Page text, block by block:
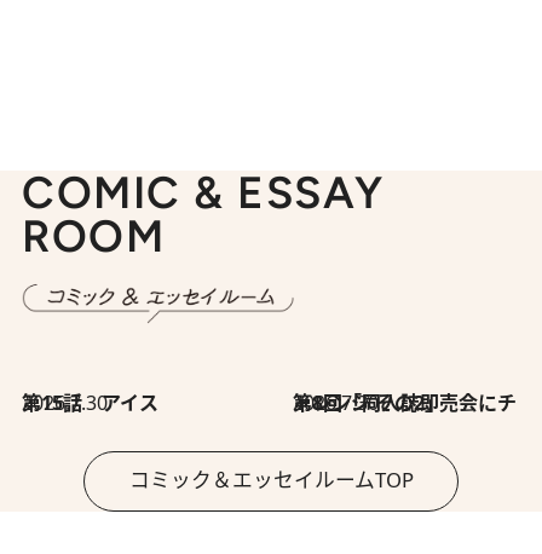
COMIC & ESSAY
ROOM
2026.7.30
第15話 アイス 2026.7.30
第8回「同人誌即売会にチャレンジ その2」
コミック＆エッセイルームTOP